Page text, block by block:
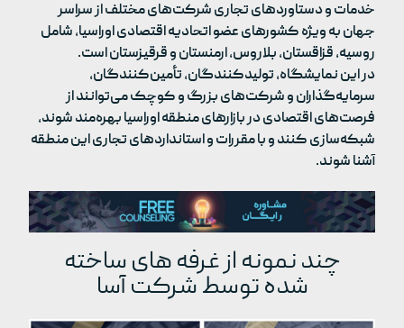
خدمات و دستاوردهای تجاری شرکت‌های مختلف از سراسر
جهان به ویژه کشورهای عضو اتحادیه اقتصادی اوراسیا، شامل
روسیه، قزاقستان، بلاروس، ارمنستان و قرقیزستان است.
در این نمایشگاه، تولیدکنندگان، تأمین‌کنندگان،
سرمایه‌گذاران و شرکت‌های بزرگ و کوچک می‌توانند از
فرصت‌های اقتصادی در بازارهای منطقه اوراسیا بهره‌مند شوند،
شبکه‌سازی کنند و با مقررات و استانداردهای تجاری این منطقه
آشنا شوند.
چند نمونه از غرفه های ساخته
شده توسط شرکت آسا